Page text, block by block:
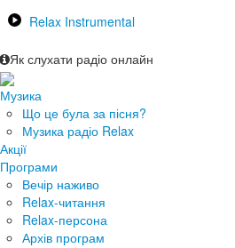
Relax Instrumental
Як слухати радіо онлайн
Музика
Що це була за пісня?
Музика радіо Relax
Акції
Програми
Вечір наживо
Relax-читання
Relax-персона
Архів програм